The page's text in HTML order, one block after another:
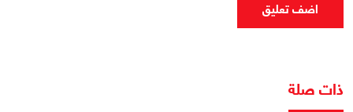
اضف تعليق
ذات صلة